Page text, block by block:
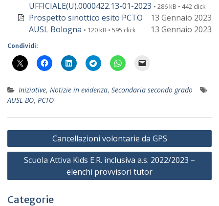
UFFICIALE(U).0000422.13-01-2023 • 286 kB • 442 click
13 Gennaio 2023
Prospetto sinottico esito PCTO
AUSL Bologna • 120 kB • 595 click 13 Gennaio 2023
Condividi:
Iniziative, Notizie in evidenza, Secondaria secondo grado
AUSL BO, PCTO
Navigazione
articoli
Cancellazioni volontarie da GPS
Scuola Attiva Kids E.R. inclusiva a.s. 2022/2023 –
elenchi provvisori tutor
Categorie